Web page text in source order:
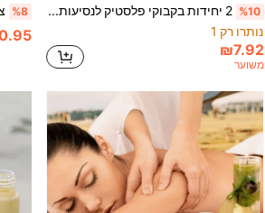
%10
2 יחידות בקבוקי פלסטיק לנסיעות עם משאבה, בקבוקי קרם פלסטיק 2.11oz/60ml, בקבוקי טיפוח לנסיעות שקופים, בקבוקי ספריי ריקים עם מכסים שחורים, לקרמים, שמנים (חום), בקבוקים ומכלים לנסיעות, מתקן משאבה למילוי חוזר לקוסמטיקה
נותרו רק 1
₪7.92
משוער
%8